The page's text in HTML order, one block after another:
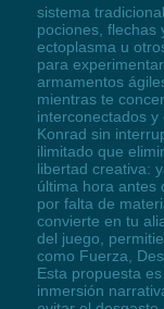
sistema
pociones, flechas
ectoplasma u
para
armamentos
mientras te
interconectados
Konrad sin
ilimitado que
libertad creativa:
última hora antes
por falta de
convierte en tu
del juego,
como Fuerza,
Esta propuesta
inmersión